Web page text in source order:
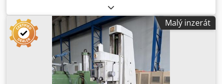
300 mm Zdvih Z: 550 mm Kužel: SA40 Chjdpfxozmxy He Ah
Ija Otáčky vřetena: od 77 do 1520 ot./min Velikost stolu:
Délka 1200 mm x Šířka 420 mm Maximální vzdálenost
vřetena/stolu: 670 mm Mini vzdálenost vřetena/stolu: 120
mm Hloubka hrdla: 300 mm Pohon s proměnnou rychlostí
pro X - Y Napětí: 380V Šířka: 1600 mm Hloubka: 1800 mm
Výška: 2400 mm Celková šířka s ovládacím panelem: 2700
mm Hmotnost: 3T
Malý inzerát